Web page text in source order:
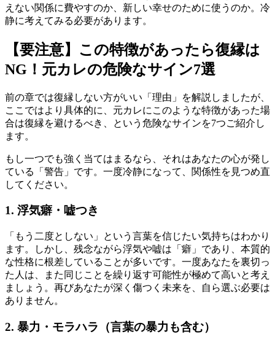
えない関係に費やすのか、新しい幸せのために使うのか。冷
静に考えてみる必要があります。
【要注意】この特徴があったら復縁は
NG！元カレの危険なサイン7選
前の章では復縁しない方がいい「理由」を解説しましたが、
ここではより具体的に、元カレにこのような特徴があった場
合は復縁を避けるべき、という危険なサインを7つご紹介し
ます。
もし一つでも強く当てはまるなら、それはあなたの心が発し
ている「警告」です。一度冷静になって、関係性を見つめ直
してください。
1. 浮気癖・嘘つき
「もう二度としない」という言葉を信じたい気持ちはわかり
ます。しかし、残念ながら浮気や嘘は「癖」であり、本質的
な性格に根差していることが多いです。一度あなたを裏切っ
た人は、また同じことを繰り返す可能性が極めて高いと考え
ましょう。再びあなたが深く傷つく未来を、自ら選ぶ必要は
ありません。
2. 暴力・モラハラ（言葉の暴力も含む）